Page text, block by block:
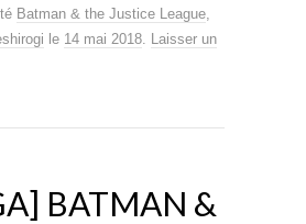
Batman & the Justice League,
le 14 mai 2018. Laisser un
BATMAN &